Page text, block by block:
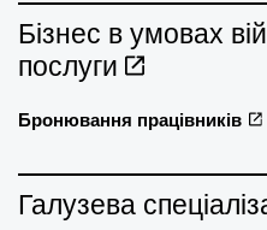
Бізнес в умовах
послуги
Бронювання працівників
Галузева